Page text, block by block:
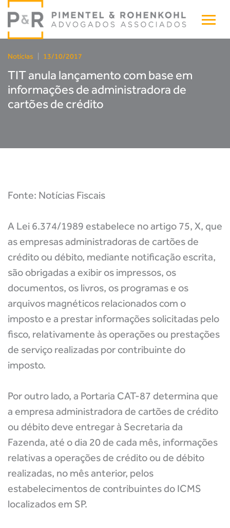
Notícias 13/10/2017
TIT anula lançamento com base em
informações de administradora de
cartões de crédito
Fonte: Notícias Fiscais
A Lei 6.374/1989 estabelece no artigo 75, X, que
as empresas administradoras de cartões de
crédito ou débito, mediante notificação escrita,
são obrigadas a exibir os impressos, os
documentos, os livros, os programas e os
arquivos magnéticos relacionados com o
imposto e a prestar informações solicitadas pelo
fisco, relativamente às operações ou prestações
de serviço realizadas por contribuinte do
imposto.
Por outro lado, a Portaria CAT-87 determina que
a empresa administradora de cartões de crédito
ou débito deve entregar à Secretaria da
Fazenda, até o dia 20 de cada mês, informações
relativas a operações de crédito ou de débito
realizadas, no mês anterior, pelos
estabelecimentos de contribuintes do ICMS
localizados em SP.